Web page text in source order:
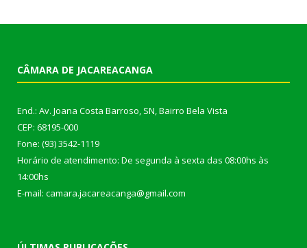
CÂMARA DE JACAREACANGA
End.: Av. Joana Costa Barroso, SN, Bairro Bela Vista
CEP: 68195-000
Fone: (93) 3542-1119
Horário de atendimento: De segunda à sexta das 08:00hs às
14:00hs
E-mail: camara.jacareacanga@gmail.com